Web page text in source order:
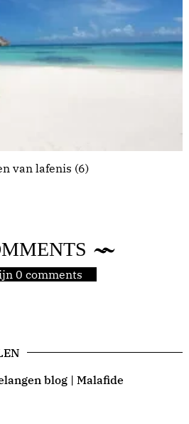
van lafenis (6)
0 comments
blog | Malafide